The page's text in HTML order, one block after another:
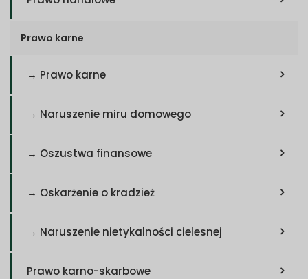
Prawo karne
→ Prawo karne
→ Naruszenie miru domowego
→ Oszustwa finansowe
→ Oskarżenie o kradzież
→ Naruszenie nietykalności cielesnej
Prawo karno-skarbowe